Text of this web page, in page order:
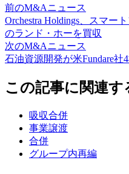
前のM&Aニュース
Orchestra Holdings、スマー
のランド・ホーを買収
次のM&Aニュース
石油資源開発が米Fundare社
この記事に関連す
吸収合併
事業譲渡
合併
グループ内再編